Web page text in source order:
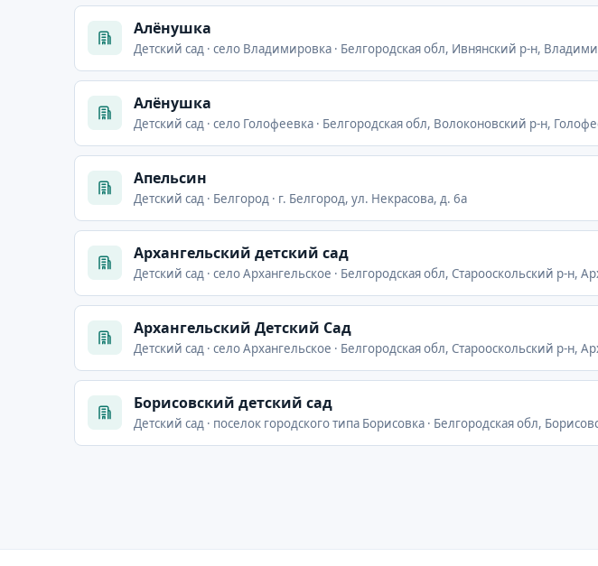
Алёнушка
Детский сад · село Владимировка · Белгородская обл, Ивнянский р-н,
Алёнушка
Детский сад · село Голофеевка · Белгородская обл, Волоконовский р-н,
Апельсин
Детский сад · Белгород · г. Белгород, ул. Некрасова, д. 6а
Архангельский детский сад
Детский сад · село Архангельское · Белгородская обл, Старооскольский р-н,
Архангельский Детский Сад
Детский сад · село Архангельское · Белгородская обл, Старооскольский р-н,
Борисовский детский сад
Детский сад · поселок городского типа Борисовка · Белгородская обл,